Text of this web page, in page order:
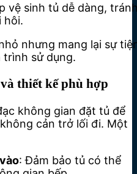
vệ sinh tủ dễ dàng,
hôi.
nhưng mang lại sự
trình sử dụng.
thiết kế phù hợp
không gian đặt tủ để
cản trở lối đi. Một
: Đảm bảo tủ có thể